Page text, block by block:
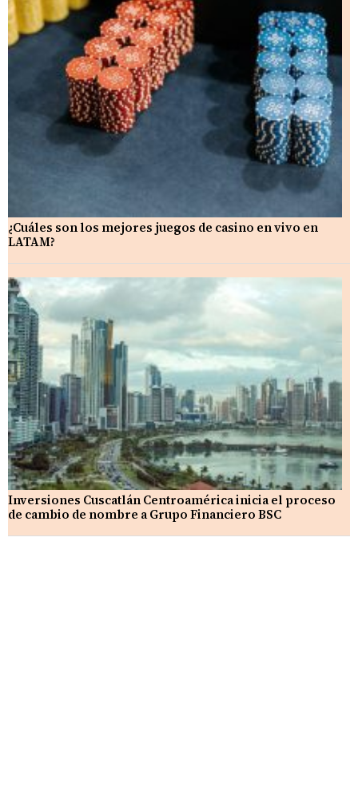
¿Cuáles son los mejores juegos de casino en vivo en
LATAM?
Inversiones Cuscatlán Centroamérica inicia el proceso
de cambio de nombre a Grupo Financiero BSC